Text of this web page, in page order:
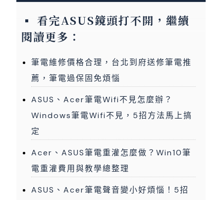
看完ASUS鏡頭打不開，繼續
閱讀更多：
筆電維修價格合理，台北到府送修筆電推
薦，筆電過保固免煩惱
ASUS、Acer筆電Wifi不見怎麼辦？
Windows筆電Wifi不見，5招方法馬上搞
定
Acer、ASUS筆電重灌怎麼做？Win10筆
電重灌費用與教學總整理
ASUS、Acer筆電聲音變小好煩惱！5招